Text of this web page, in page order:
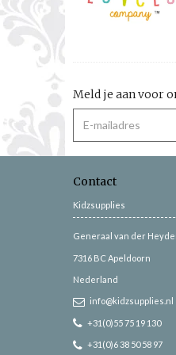
Meld je aan voor
Contact
Kidzsupplies
Generaal van der
7316 BC Apeldoorn
Nederland
info@kidzsupplies.nl
+31(0)55 75 19 130
+31(0)6 38 50 58 97